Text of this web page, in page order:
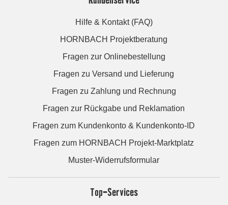
Hilfe & Kontakt (FAQ)
HORNBACH Projektberatung
Fragen zur Onlinebestellung
Fragen zu Versand und Lieferung
Fragen zu Zahlung und Rechnung
Fragen zur Rückgabe und Reklamation
Fragen zum Kundenkonto & Kundenkonto-ID
Fragen zum HORNBACH Projekt-Marktplatz
Muster-Widerrufsformular
Top-Services